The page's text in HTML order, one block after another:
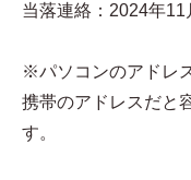
当落連絡：2024年11
※パソコンのアドレ
携帯のアドレスだと
す。